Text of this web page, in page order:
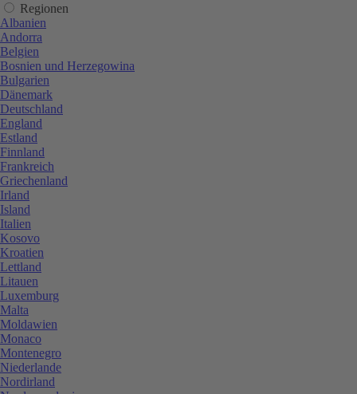
Regionen
Albanien
Andorra
Belgien
Bosnien und Herzegowina
Bulgarien
Dänemark
Deutschland
England
Estland
Finnland
Frankreich
Griechenland
Irland
Island
Italien
Kosovo
Kroatien
Lettland
Litauen
Luxemburg
Malta
Moldawien
Monaco
Montenegro
Niederlande
Nordirland